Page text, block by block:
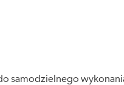
samodzielnego